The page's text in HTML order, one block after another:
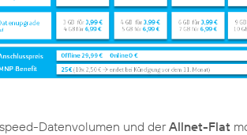
Datenvolumen und derAllnet-Flat